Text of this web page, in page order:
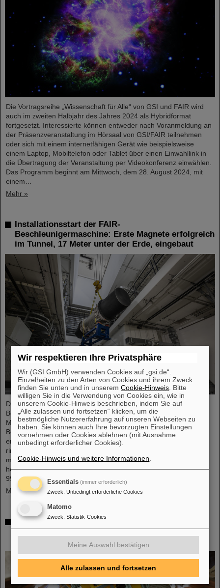
Die Vortragsreihe „Wissenschaft für Alle“ von GSI und FAIR wird
auch im zweiten Halbjahr des Jahres 2024 als Hybridformat
fortgesetzt. Interessierte können entweder nach Voranmeldung an
der Präsenzveranstaltung im Hörsaal von GSI/FAIR teilnehmen
oder sich mit einem internetfähigen Gerät wie beispielsweise
einem Laptop, Mobiltelefon oder Tablet über einen Einwahllink in
die Übertragung der Veranstaltung per Videokonferenz einwählen.
Das Programm beginnt am Mittwoch, dem 28. August 2024, mit
einem…
Mehr »
Installationsstart der FAIR-
Beschleunigermaschine: Erste Magnete erfolgreich
im Tunnel, 17 Meter unter der Erde, eingebaut
Der Startschuss für die Installation der FAIR-
Beschleunigermaschine ist gefallen. Die hoch präzisen
Montagearbeiten in den Gebäuden der internationalen
Beschleunigeranlage FAIR in Darmstadt haben begonnen: Die
ersten tonnenschweren Magnete wurden erfolgreich in dem
ringförmigen Tunnel, 17 Meter unter der Erde, positioniert. Dies
markiert einen entscheidenden Fortschritt in der Realisierung des
hochmodernen Beschleunigers, der Ionen aller Elemente bis auf
99 Prozent der Lichtgeschwindigkeit…
Mehr »
Wichtiger Schritt: Hochmoderne Galvanikanlage
für Spezialbeschichtungen auf Komponenten von
Teilchenbeschleunigern in Betrieb
Wir respektieren Ihre Privatsphäre
Wir (GSI GmbH) verwenden Cookies auf „gsi.de“.
Einzelheiten zu den Arten von Cookies und ihrem Zweck
finden Sie unten und in unseremCookie-Hinweis . Bitte
willigen Sie in die Verwendung von Cookies ein, wie in
unserem Cookie-Hinweis beschrieben, indem Sie auf
„Alle zulassen und fortsetzen“ klicken, um die
bestmögliche Nutzererfahrung auf unseren Webseiten zu
haben. Sie können auch Ihre bevorzugten Einstellungen
vornehmen oder Cookies ablehnen (mit Ausnahme
unbedingt erforderlicher Cookies).
Cookie-Hinweis und weitere Informationen
Essentials (immer erforderlich)
Zweck: Unbedingt erforderliche Cookies
Matomo
Zweck: Statistik-Cookies
Meine Auswahl bestätigen
Alle zulassen und fortsetzen